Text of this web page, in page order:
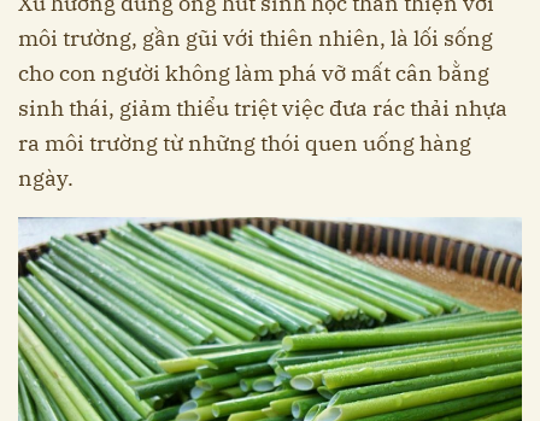
môi trường, gần gũi với thiên nhiên, là lối sống
cho con người không làm phá vỡ mất cân bằng
sinh thái, giảm thiểu triệt việc đưa rác thải nhựa
ra môi trường từ những thói quen uống hàng
ngày.